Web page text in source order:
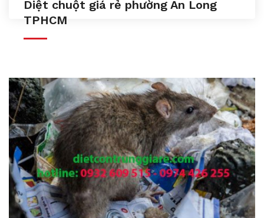
Diệt chuột giá rẻ phường An Long
TPHCM